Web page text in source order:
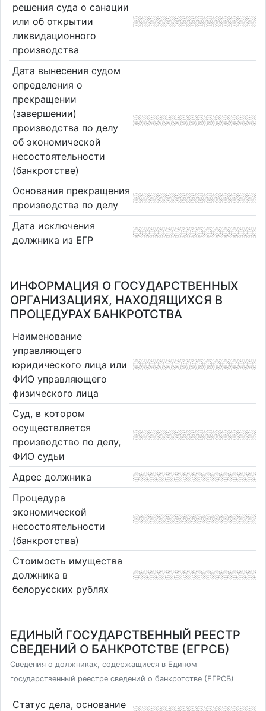
решения суда о санации
или об открытии
ликвидационного
производства
Дата вынесения судом
определения о
прекращении
(завершении)
производства по делу
об экономической
несостоятельности
(банкротстве)
Основания прекращения
производства по делу
Дата исключения
должника из ЕГР
ИНФОРМАЦИЯ О ГОСУДАРСТВЕННЫХ
ОРГАНИЗАЦИЯХ, НАХОДЯЩИХСЯ В
ПРОЦЕДУРАХ БАНКРОТСТВА
Наименование
управляющего
юридического лица или
ФИО управляющего
физического лица
Суд, в котором
осуществляется
производство по делу,
ФИО судьи
Адрес должника
Процедура
экономической
несостоятельности
(банкротства)
Стоимость имущества
должника в
белорусских рублях
ЕДИНЫЙ ГОСУДАРСТВЕННЫЙ РЕЕСТР
СВЕДЕНИЙ О БАНКРОТСТВЕ (ЕГРСБ)
Сведения о должниках, содержащиеся в Едином
государственный реестре сведений о банкротстве (ЕГРСБ)
Статус дела, основание